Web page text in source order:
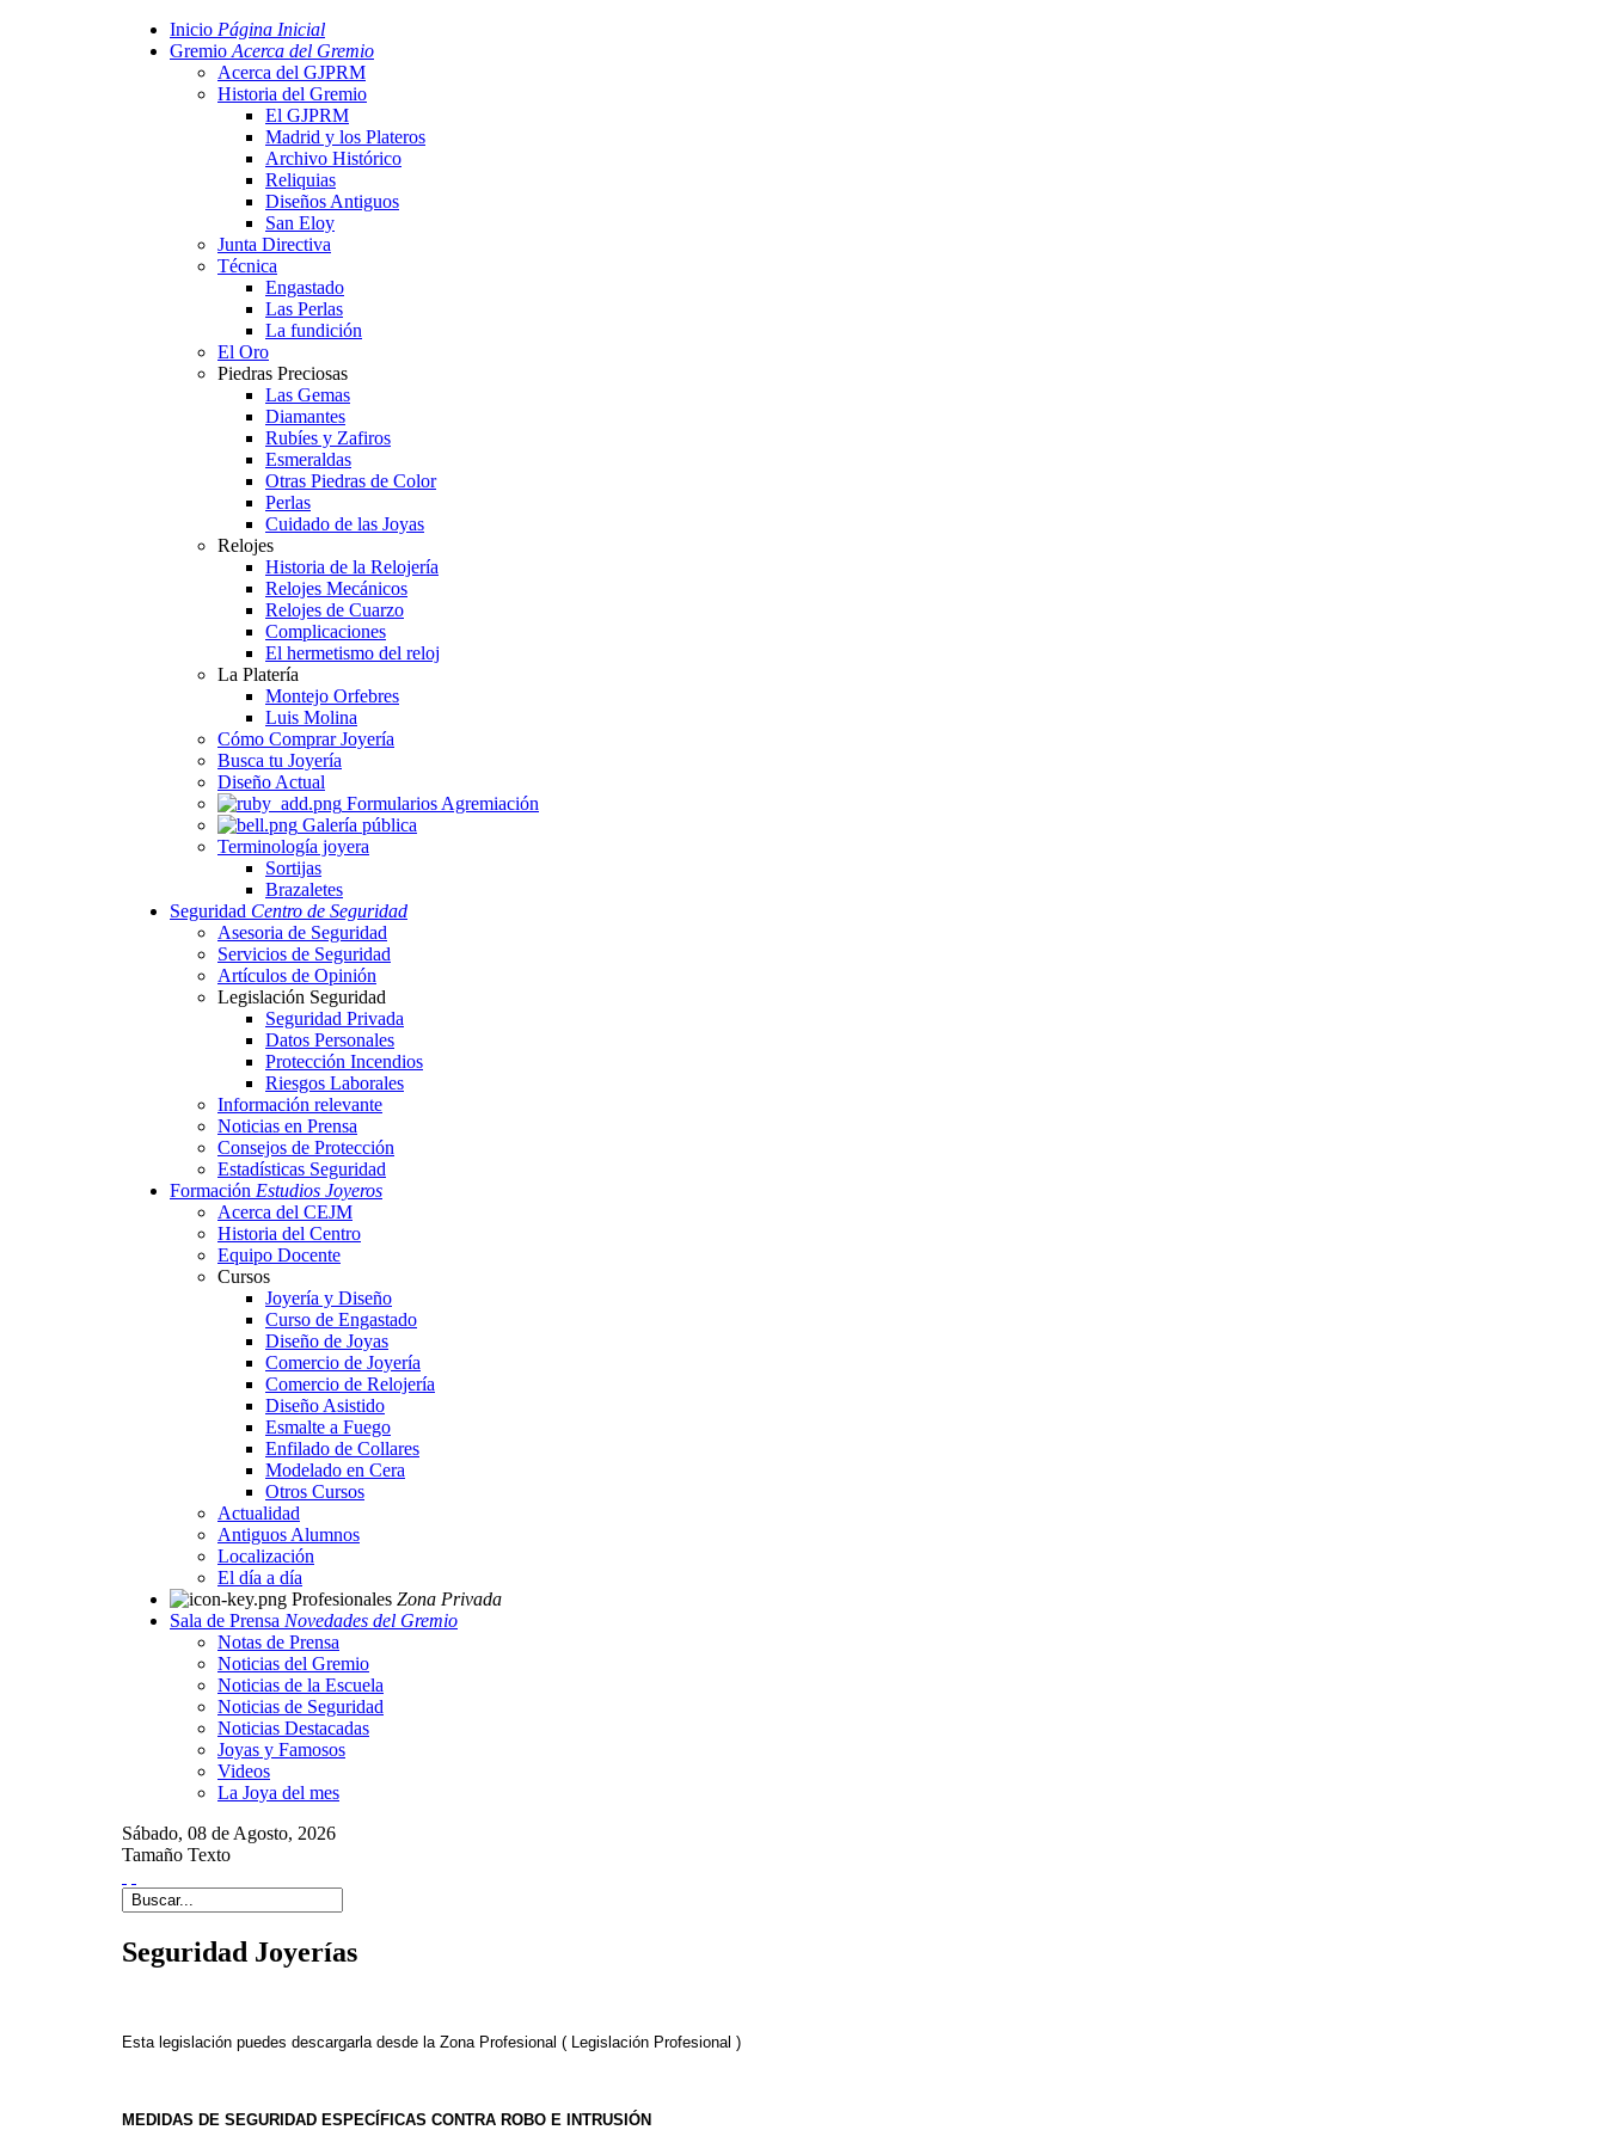
Inicio Página Inicial
Gremio Acerca del Gremio
Acerca del GJPRM
Historia del Gremio
El GJPRM
Madrid y los Plateros
Archivo Histórico
Reliquias
Diseños Antiguos
San Eloy
Junta Directiva
Técnica
Engastado
Las Perlas
La fundición
El Oro
Piedras Preciosas
Las Gemas
Diamantes
Rubíes y Zafiros
Esmeraldas
Otras Piedras de Color
Perlas
Cuidado de las Joyas
Relojes
Historia de la Relojería
Relojes Mecánicos
Relojes de Cuarzo
Complicaciones
El hermetismo del reloj
La Platería
Montejo Orfebres
Luis Molina
Cómo Comprar Joyería
Busca tu Joyería
Diseño Actual
Formularios Agremiación
Galería pública
Terminología joyera
Sortijas
Brazaletes
Seguridad Centro de Seguridad
Asesoria de Seguridad
Servicios de Seguridad
Artículos de Opinión
Legislación Seguridad
Seguridad Privada
Datos Personales
Protección Incendios
Riesgos Laborales
Información relevante
Noticias en Prensa
Consejos de Protección
Estadísticas Seguridad
Formación Estudios Joyeros
Acerca del CEJM
Historia del Centro
Equipo Docente
Cursos
Joyería y Diseño
Curso de Engastado
Diseño de Joyas
Comercio de Joyería
Comercio de Relojería
Diseño Asistido
Esmalte a Fuego
Enfilado de Collares
Modelado en Cera
Otros Cursos
Actualidad
Antiguos Alumnos
Localización
El día a día
Profesionales Zona Privada
Sala de Prensa Novedades del Gremio
Notas de Prensa
Noticias del Gremio
Noticias de la Escuela
Noticias de Seguridad
Noticias Destacadas
Joyas y Famosos
Videos
La Joya del mes
Sábado, 08 de Agosto, 2026
Tamaño Texto
Seguridad Joyerías
Esta legislación puedes descargarla desde la Zona Profesional ( Legislación Profesional )
MEDIDAS DE SEGURIDAD ESPECÍFICAS CONTRA ROBO E INTRUSIÓN